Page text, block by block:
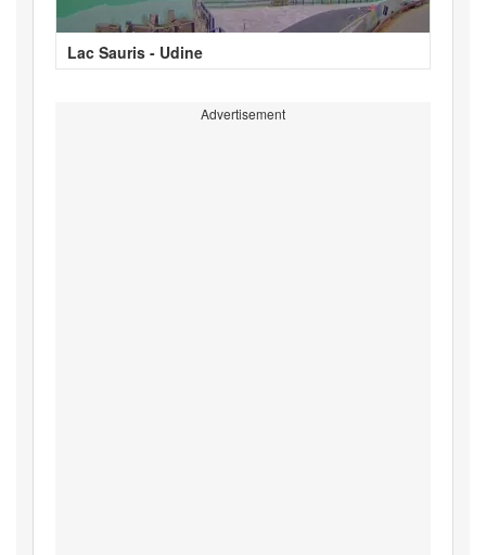
Lac Sauris - Udine
Advertisement